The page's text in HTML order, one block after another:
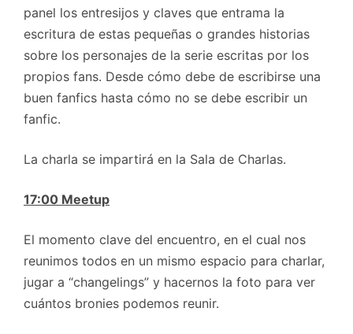
panel los entresijos y claves que entrama la
escritura de estas pequeñas o grandes historias
sobre los personajes de la serie escritas por los
propios fans. Desde cómo debe de escribirse una
buen fanfics hasta cómo no se debe escribir un
fanfic.
La charla se impartirá en la Sala de Charlas.
17:00 Meetup
El momento clave del encuentro, en el cual nos
reunimos todos en un mismo espacio para charlar,
jugar a “changelings” y hacernos la foto para ver
cuántos bronies podemos reunir.